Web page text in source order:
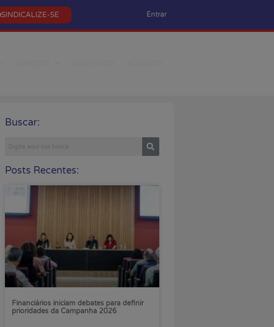
SINDICALIZE-SE Entrar
Buscar:
Posts Recentes:
Financiários iniciam debates para definir
prioridades da Campanha 2026